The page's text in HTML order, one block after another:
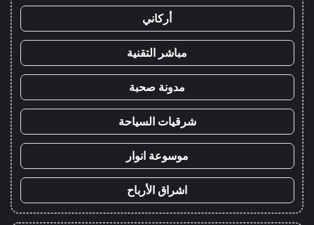
أركاني
مباشر التقنية
مدونة صحبة
شرقيات السياحة
موسوعة انوار
اشراق الأرباح